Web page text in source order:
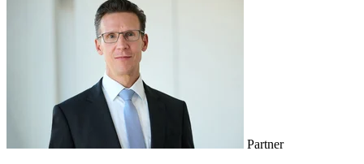
Partner